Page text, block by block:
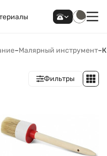
–Малярный инструмент–
Фильтры